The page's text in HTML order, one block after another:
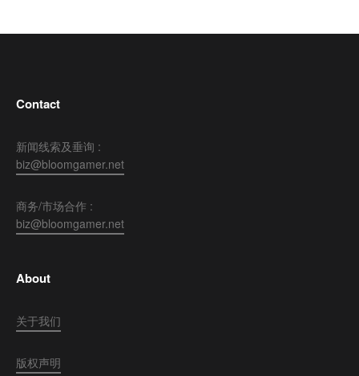
Contact
新闻线索及垂询 :
biz@bloomgamer.net
商务/市场合作 :
biz@bloomgamer.net
About
关于我们
版权声明